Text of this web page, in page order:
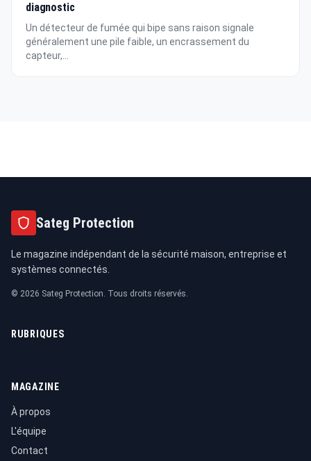
diagnostic
Un détecteur de fumée qui bipe sans raison signale
généralement une pile faible, un encrassement du
capteur,...
Sateg Protection
Le magazine indépendant de la sécurité maison, entreprise et
systèmes connectés.
© 2026 Sateg Protection. Tous droits réservés.
RUBRIQUES
MAGAZINE
À propos
L'équipe
Contact